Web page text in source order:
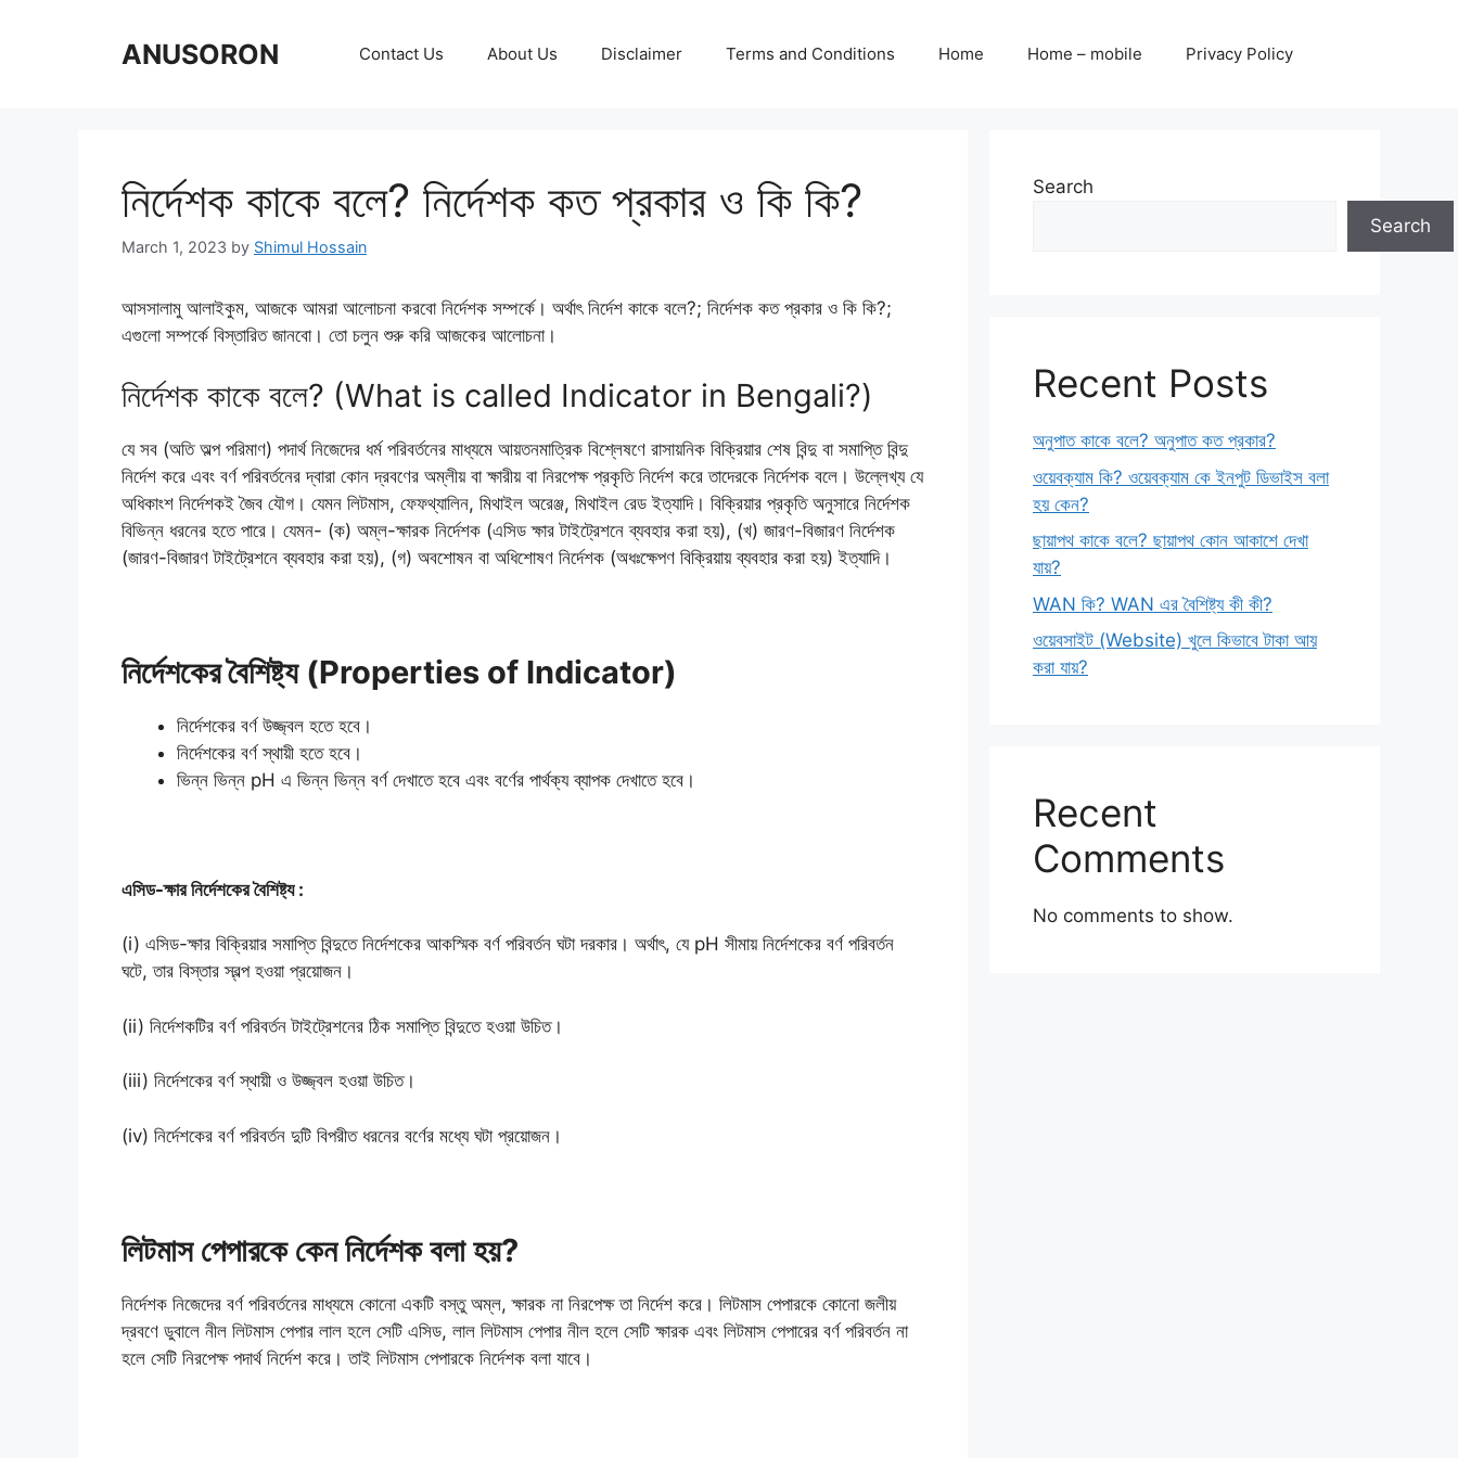
ANUSORON Contact Us About Us Disclaimer Terms and Conditions Home Home – mobile Privacy Policy
নির্দেশক কাকে বলে? নির্দেশক কত প্রকার ও কি কি?
March 1, 2023 by Shimul Hossain
আসসালামু আলাইকুম, আজকে আমরা আলোচনা করবো নির্দেশক সম্পর্কে। অর্থাৎ নির্দেশ কাকে বলে?; নির্দেশক কত প্রকার ও কি কি?;
এগুলো সম্পর্কে বিস্তারিত জানবো। তো চলুন শুরু করি আজকের আলোচনা।
নির্দেশক কাকে বলে? (What is called Indicator in Bengali?)
যে সব (অতি অল্প পরিমাণ) পদার্থ নিজেদের ধর্ম পরিবর্তনের মাধ্যমে আয়তনমাত্রিক বিশ্লেষণে রাসায়নিক বিক্রিয়ার শেষ বিন্দু বা সমাপ্তি বিন্দু
নির্দেশ করে এবং বর্ণ পরিবর্তনের দ্বারা কোন দ্রবণের অম্লীয় বা ক্ষারীয় বা নিরপেক্ষ প্রকৃতি নির্দেশ করে তাদেরকে নির্দেশক বলে। উল্লেখ্য যে
অধিকাংশ নির্দেশকই জৈব যৌগ। যেমন লিটমাস, ফেফথ্যালিন, মিথাইল অরেঞ্জ, মিথাইল রেড ইত্যাদি। বিক্রিয়ার প্রকৃতি অনুসারে নির্দেশক
বিভিন্ন ধরনের হতে পারে। যেমন- (ক) অম্ল-ক্ষারক নির্দেশক (এসিড ক্ষার টাইট্রেশনে ব্যবহার করা হয়), (খ) জারণ-বিজারণ নির্দেশক
(জারণ-বিজারণ টাইট্রেশনে ব্যবহার করা হয়), (গ) অবশোষন বা অধিশােষণ নির্দেশক (অধঃক্ষেপণ বিক্রিয়ায় ব্যবহার করা হয়) ইত্যাদি।
নির্দেশকের বৈশিষ্ট্য (Properties of Indicator)
নির্দেশকের বর্ণ উজ্জ্বল হতে হবে।
নির্দেশকের বর্ণ স্থায়ী হতে হবে।
ভিন্ন ভিন্ন pH এ ভিন্ন ভিন্ন বর্ণ দেখাতে হবে এবং বর্ণের পার্থক্য ব্যাপক দেখাতে হবে।
এসিড-ক্ষার নির্দেশকের বৈশিষ্ট্য :
(i) এসিড-ক্ষার বিক্রিয়ার সমাপ্তি বিন্দুতে নির্দেশকের আকস্মিক বর্ণ পরিবর্তন ঘটা দরকার। অর্থাৎ, যে pH সীমায় নির্দেশকের বর্ণ পরিবর্তন
ঘটে, তার বিস্তার স্বল্প হওয়া প্রয়োজন।
(ii) নির্দেশকটির বর্ণ পরিবর্তন টাইট্রেশনের ঠিক সমাপ্তি বিন্দুতে হওয়া উচিত।
(iii) নির্দেশকের বর্ণ স্থায়ী ও উজ্জ্বল হওয়া উচিত।
(iv) নির্দেশকের বর্ণ পরিবর্তন দুটি বিপরীত ধরনের বর্ণের মধ্যে ঘটা প্রয়োজন।
লিটমাস পেপারকে কেন নির্দেশক বলা হয়?
নির্দেশক নিজেদের বর্ণ পরিবর্তনের মাধ্যমে কোনো একটি বস্তু অম্ল, ক্ষারক না নিরপেক্ষ তা নির্দেশ করে। লিটমাস পেপারকে কোনো জলীয়
দ্রবণে ডুবালে নীল লিটমাস পেপার লাল হলে সেটি এসিড, লাল লিটমাস পেপার নীল হলে সেটি ক্ষারক এবং লিটমাস পেপারের বর্ণ পরিবর্তন না
হলে সেটি নিরপেক্ষ পদার্থ নির্দেশ করে। তাই লিটমাস পেপারকে নির্দেশক বলা যাবে।
Search
Search
Recent Posts
অনুপাত কাকে বলে? অনুপাত কত প্রকার?
ওয়েবক্যাম কি? ওয়েবক্যাম কে ইনপুট ডিভাইস বলা
হয় কেন?
ছায়াপথ কাকে বলে? ছায়াপথ কোন আকাশে দেখা
যায়?
WAN কি? WAN এর বৈশিষ্ট্য কী কী?
ওয়েবসাইট (Website) খুলে কিভাবে টাকা আয়
করা যায়?
Recent
Comments
No comments to show.